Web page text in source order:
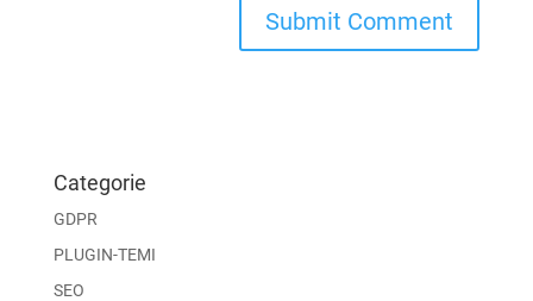
r
a
t
i
Categorie
GDPR
PLUGIN-TEMI
SEO